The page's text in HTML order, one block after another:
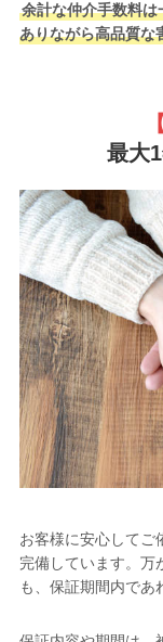
余計な仲介手数料
ありながら高品質な
最大
お客様に安心してご
完備しています。万
も、保証期間内であ